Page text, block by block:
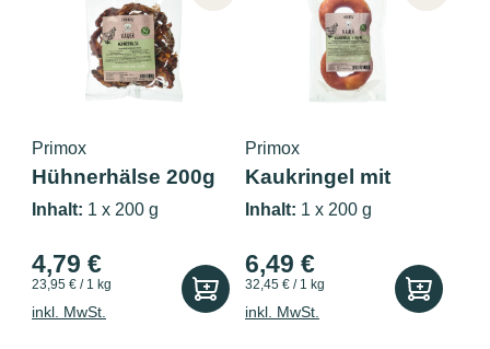
Primox
Hühnerhälse 200g
Inhalt: 1 x 200 g
4,79 €
23,95 € / 1 kg
inkl. MwSt.
Primox
Kaukringel mit
Huhn 200g
Inhalt: 1 x 200 g
6,49 €
32,45 € / 1 kg
inkl. MwSt.